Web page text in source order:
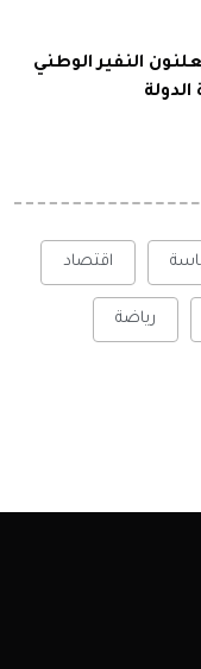
النفير الوطني
اقتصاد
رياضة